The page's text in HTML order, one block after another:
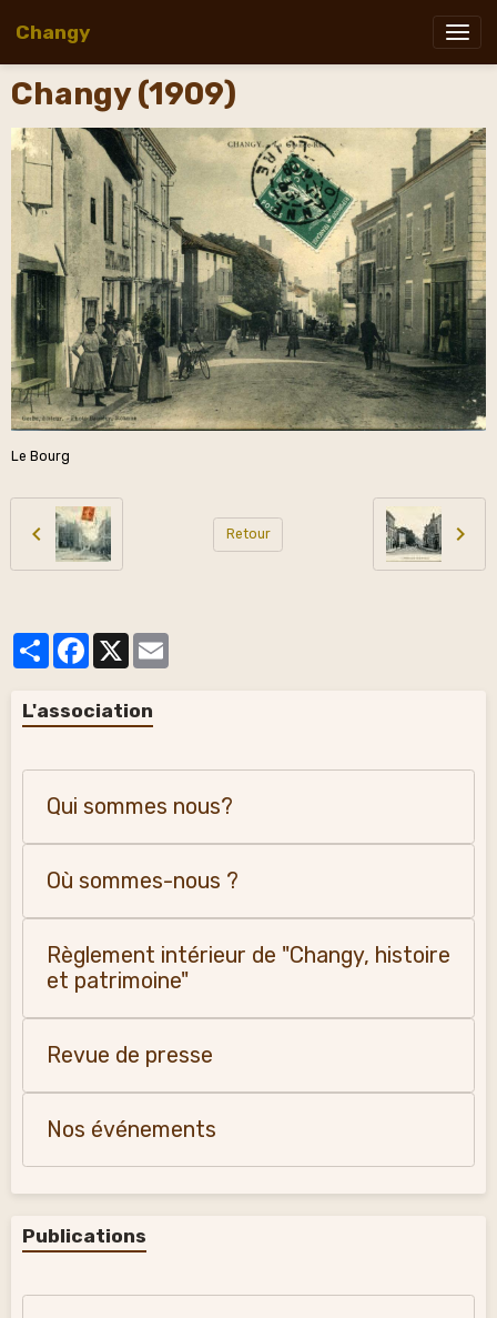
Changy
Changy (1909)
Le Bourg
Retour
PartagerFacebook
L'association
Qui sommes nous?
Où sommes-nous ?
Règlement intérieur de "Changy, histoire
et patrimoine"
Revue de presse
Nos événements
Publications